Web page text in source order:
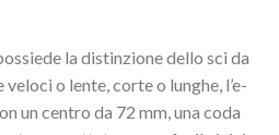
la distinzione dello sci da
o lente, corte o lunghe, l’e-
un centro da 72 mm, una coda